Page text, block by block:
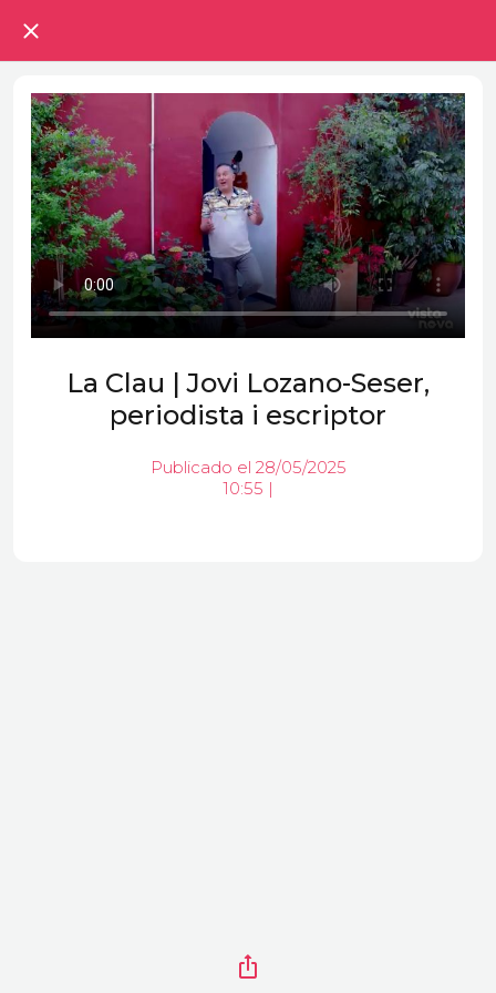
La Clau | Jovi Lozano-Seser,
periodista i escriptor
Publicado el 28/05/2025
10:55 |